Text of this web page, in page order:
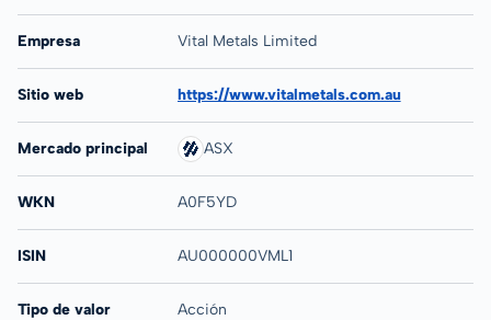
Empresa Vital Metals Limited
Sitio web https://www.vitalmetals.com.au
Mercado principal ASX
WKN A0F5YD
ISIN AU000000VML1
Tipo de valor Acción